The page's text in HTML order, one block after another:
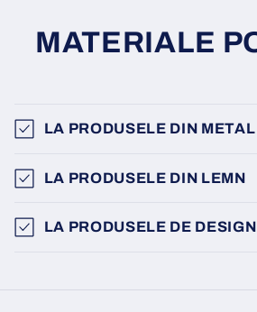
MATERIALE
LA PRODUSELE DIN METAL
LA PRODUSELE DIN LEMN
LA PRODUSELE DE DESIGN